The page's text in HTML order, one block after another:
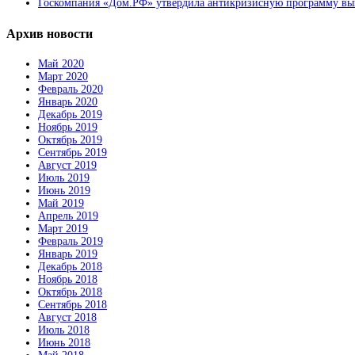
Госкомпания «Дом.РФ» утвердила антикризисную программу
Архив новости
Май 2020
Март 2020
Февраль 2020
Январь 2020
Декабрь 2019
Ноябрь 2019
Октябрь 2019
Сентябрь 2019
Август 2019
Июль 2019
Июнь 2019
Май 2019
Апрель 2019
Март 2019
Февраль 2019
Январь 2019
Декабрь 2018
Ноябрь 2018
Октябрь 2018
Сентябрь 2018
Август 2018
Июль 2018
Июнь 2018